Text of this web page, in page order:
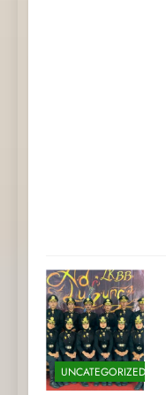
UNCATEGORIZED